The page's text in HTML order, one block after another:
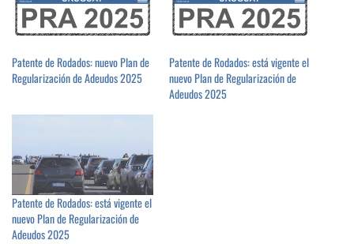
Patente de Rodados: nuevo Plan de
Regularización de Adeudos 2025
Patente de Rodados: está vigente el
nuevo Plan de Regularización de
Adeudos 2025
Patente de Rodados: está vigente el
nuevo Plan de Regularización de
Adeudos 2025